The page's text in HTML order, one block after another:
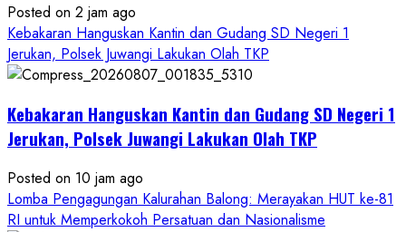
Posted on 2 jam ago
Kebakaran Hanguskan Kantin dan Gudang SD Negeri 1
Jerukan, Polsek Juwangi Lakukan Olah TKP
Kebakaran Hanguskan Kantin dan Gudang SD Negeri 1
Jerukan, Polsek Juwangi Lakukan Olah TKP
Posted on 10 jam ago
Lomba Pengagungan Kalurahan Balong: Merayakan HUT ke-81
RI untuk Memperkokoh Persatuan dan Nasionalisme